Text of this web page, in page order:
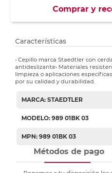
Comprar y
Características
• Cepillo marca Staedtler con
antideslizante• Materiales
limpieza o aplicaciones
por su calidad y durabilidad.
MARCA: STAEDTLER
MODELO: 989 01BK 03
MPN: 989 01BK 03
Métodos de pago